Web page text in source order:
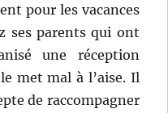
pour les vacances
ses parents qui ont
une réception
met mal à l’aise. Il
de raccompagner